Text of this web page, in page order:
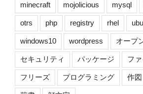
minecraft mojolicious mysql
otrs php registry rhel
windows10 wordpress オープ
セキュリティ パッケージ フ
フリーズ プログラミング 作図